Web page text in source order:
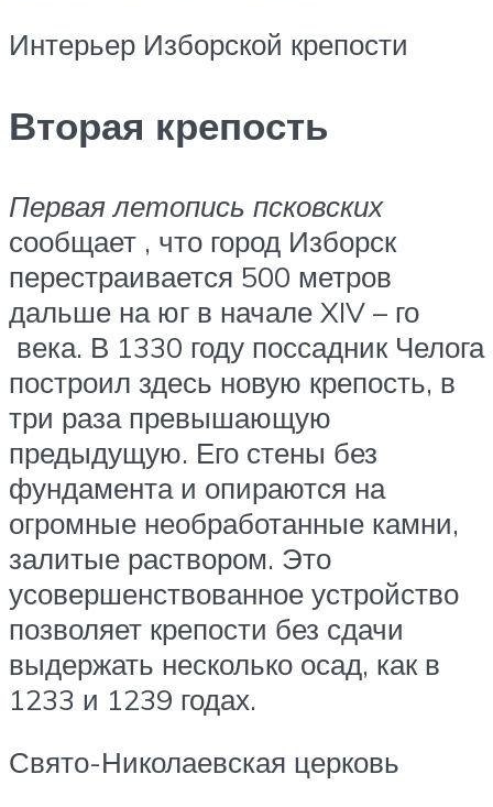
Интерьер Изборской крепости
Вторая крепость
Первая летопись псковских
сообщает , что город Изборск
перестраивается 500 метров
дальше на юг в начале XIV – го
века. В 1330 году поссадник Челога
построил здесь новую крепость, в
три раза превышающую
предыдущую. Его стены без
фундамента и опираются на
огромные необработанные камни,
залитые раствором. Это
усовершенствованное устройство
позволяет крепости без сдачи
выдержать несколько осад, как в
1233 и 1239 годах.
Свято-Николаевская церковь